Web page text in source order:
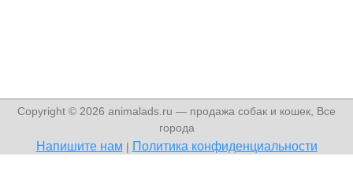
Copyright © 2026 animalads.ru — продажа собак и кошек, Все
города
Напишите нам Политика конфиденциальности